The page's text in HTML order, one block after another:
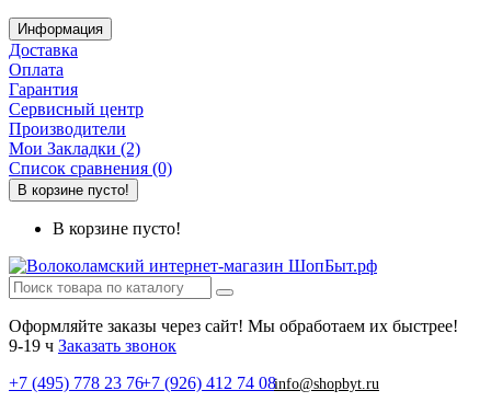
Информация
Доставка
Оплата
Гарантия
Сервисный центр
Производители
Мои Закладки (2)
Список сравнения (0)
В корзине пусто!
В корзине пусто!
Оформляйте заказы через сайт! Мы обработаем их быстрее!
9-19 ч Заказать звонок
+7 (495) 778 23 76+7 (926) 412 74 08info@shopbyt.ru